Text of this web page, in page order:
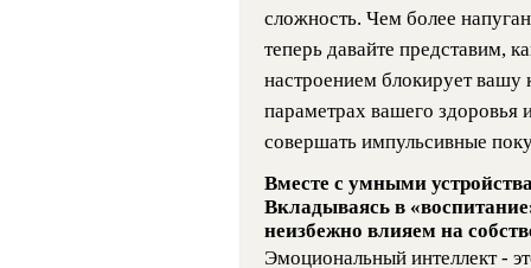
сложность. Чем более
теперь давайте представим,
настроением блокирует вашу
параметрах вашего здоровья
совершать импульсивные
Вместе с умными
Вкладываясь в
неизбежно влияем на
Эмоциональный интеллект -